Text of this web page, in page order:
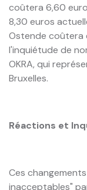
coûtera 6,60
8,30 euros
Ostende coûtera
l'inquiétude de
OKRA, qui
Bruxelles.
Réactions et
Ces
inacceptables"